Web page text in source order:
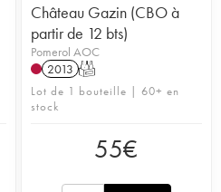
Château Gazin (CBO à
partir de 12 bts)
Pomerol AOC
2013 T
Lot de 1 bouteille | 60+ en
stock
55€